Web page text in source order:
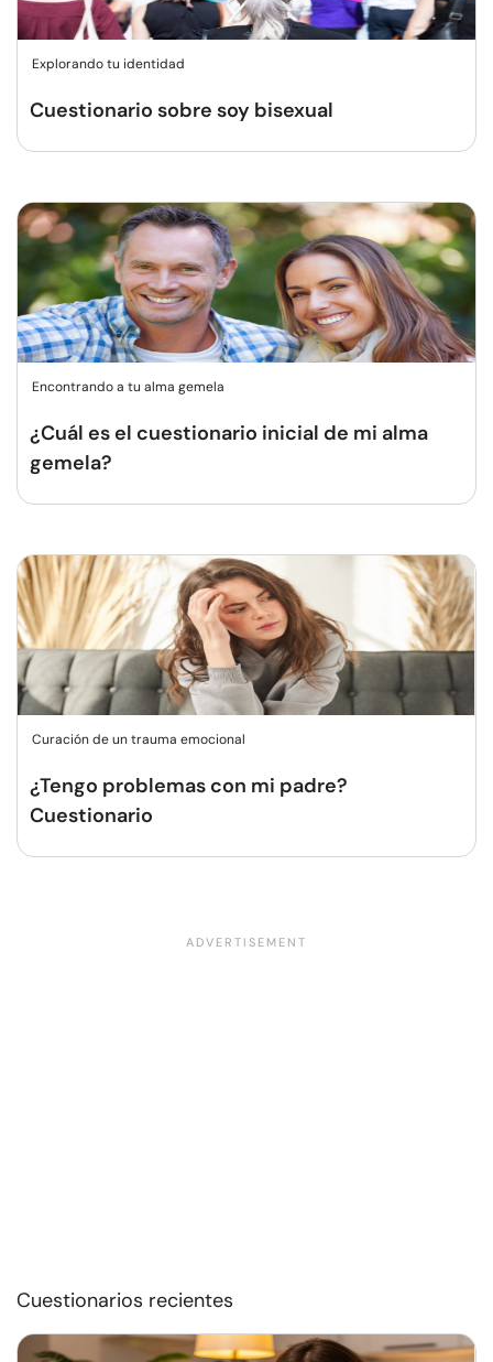
Explorando tu identidad
Cuestionario sobre soy bisexual
Encontrando a tu alma gemela
¿Cuál es el cuestionario inicial de mi alma
gemela?
Curación de un trauma emocional
¿Tengo problemas con mi padre?
Cuestionario
Cuestionarios recientes